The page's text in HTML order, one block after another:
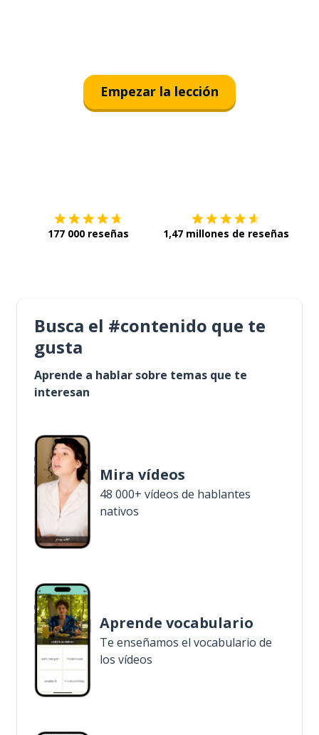
Empezar la lección
177 000 reseñas 1,47 millones de reseñas
Busca el #contenido que te
gusta
Aprende a hablar sobre temas que te
interesan
Mira vídeos
48 000+ vídeos de hablantes
nativos
Aprende vocabulario
Te enseñamos el vocabulario de
los vídeos